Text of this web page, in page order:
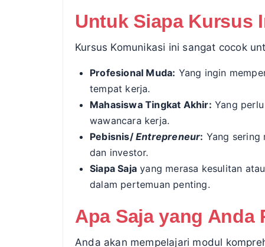
Untuk Siapa Kursus
Kursus Komunikasi ini sangat cocok
Profesional Muda: Yang ingin
tempat kerja.
Mahasiswa Tingkat Akhir: Yang
wawancara kerja.
Pebisnis/ Entrepreneur: Yang
dan investor.
Siapa Saja yang merasa kesulitan
dalam pertemuan penting.
Apa Saja yang Anda
Anda akan mempelajari modul